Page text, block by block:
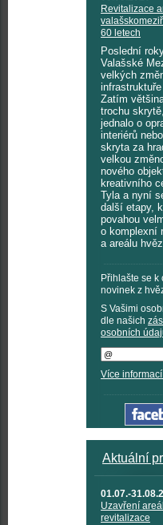
Revitalizace
60 letech
Poslední
Valašské
velkých
Zatím
trochu
jednalo o
interiérů
skryta za
velkou
nového
kreativního
Tyla a nyní
další etapy,
povahou
o komplexní
a areálu
Přihlašte se k
novinek z
S Vašimi
dle našich
osobních
Více
Aktuální
01.07.-
Uzavření
revitalizace